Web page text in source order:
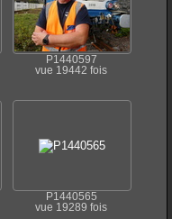
P1440597
vue 19442 fois
P1440565
vue 19289 fois